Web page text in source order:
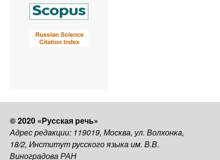
© 2020 «Русская речь»
Адрес редакции: 119019, Москва, ул. Волхонка,
18/2, Институт русского языка им. В.В.
Виноградова РАН